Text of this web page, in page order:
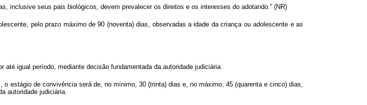
inclusive seus pais biológicos, devem prevalecer os direitos e os interesses do adotando.” (NR)
pelo prazo máximo de 90 (noventa) dias, observadas a idade da criança ou adolescente e as
até igual período, mediante decisão fundamentada da autoridade judiciária.
estágio de convivência será de, no mínimo, 30 (trinta) dias e, no máximo, 45 (quarenta e cinco) dias,
autoridade judiciária.